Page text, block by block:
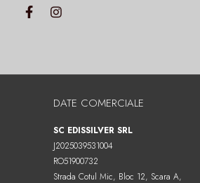
DATE COMERCIALE
SC EDISSILVER SRL
J2025039531004
RO51900732
Strada Cotul Mic, Bloc 12, Scara A,